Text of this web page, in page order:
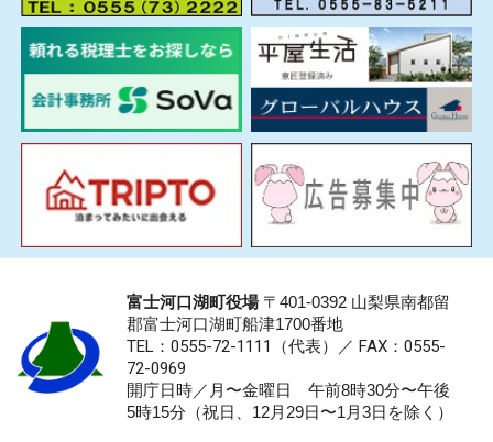
富士河口湖町役場〒401-0392 山梨県南都留
郡富士河口湖町船津1700番地
TEL：0555-72-1111 （代表）／ FAX：0555-
72-0969
開庁日時／月〜金曜日 午前8時30分〜午後
5時15分（祝日、12月29日〜1月3日を除く）